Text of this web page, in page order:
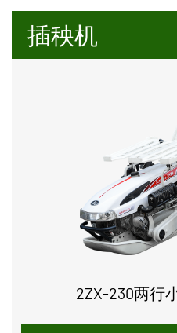
插秧机
2ZX-230两行